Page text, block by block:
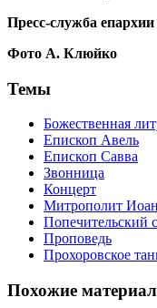
Пресс-служба епархии
Фото А. Клюйко
Темы
Божественная
Епископ Авель
Епископ Савва
Звонница
Концерт
Митрополит
Попечительский
Проповедь
Прохоровское
Похожие